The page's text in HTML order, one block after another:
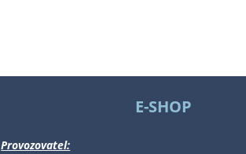
E-SHOP
Provozovatel: